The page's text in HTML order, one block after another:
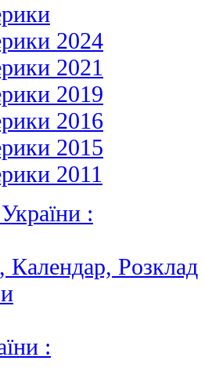
2024
2021
2019
2016
2015
2011
:
Календар, Poзклад
: